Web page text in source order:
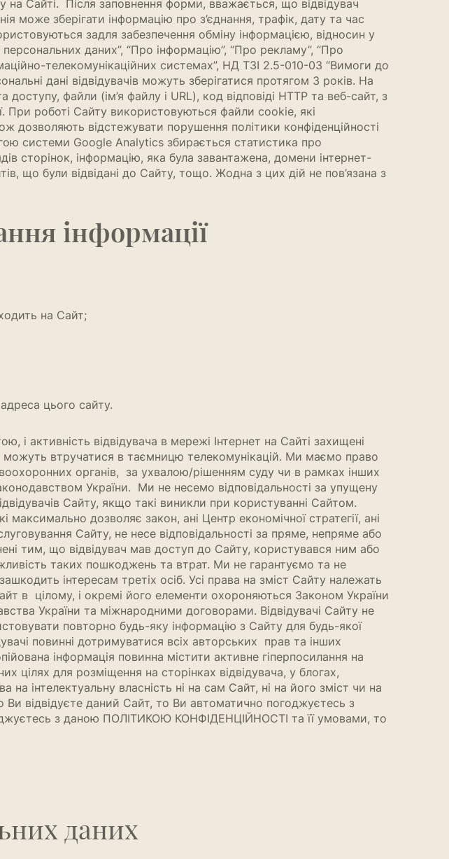
на Сайті. Після заповнення форми, вважається, що відвідувач
може зберігати інформацію про з’єднання, трафік, дату та час
задля забезпечення обміну інформацією, відносин у
даних”, “Про інформацію”, “Про рекламу”, “Про
телекомунікаційних системах”, НД ТЗІ 2.5-010-03 “Вимоги до
дані відвідувачів можуть зберігатися протягом 3 років. На
файли (ім’я файлу і URL), код відповіді HTTP та веб-сайт, з
При роботі Сайту використовуються файли cookie, які
дозволяють відстежувати порушення політики конфіденційності
системи Google Analytics збирається статистика про
сторінок, інформацію, яка була завантажена, домени інтернет-
що були відвідані до Сайту, тощо. Жодна з цих дій не пов’язана з
інформації
на Сайт;
цього сайту.
активність відвідувача в мережі Інтернет на Сайті захищені
можуть втручатися в таємницю телекомунікацій. Ми маємо право
органів, за ухвалою/рішенням суду чи в рамках інших
України. Ми не несемо відповідальності за упущену
Сайту, якщо такі виникли при користуванні Сайтом.
дозволяє закон, ані Центр економічної стратегії, ані
Сайту, не несе відповідальності за пряме, непряме або
тим, що відвідувач мав доступ до Сайту, користувався ним або
таких пошкоджень та втрат. Ми не гарантуємо та не
інтересам третіх осіб. Усі права на зміст Сайту належать
в цілому, і окремі його елементи охороняються Законом України
України та міжнародними договорами. Відвідувачі Сайту не
повторно будь-яку інформацію з Сайту для будь-якої
повинні дотримуватися всіх авторських прав та інших
інформація повинна містити активне гіперпосилання на
цілях для розміщення на сторінках відвідувача, у блогах,
інтелектуальну власність ні на сам Сайт, ні на його зміст чи на
відвідуєте даний Сайт, то Ви автоматично погоджуєтесь з
з даною ПОЛІТИКОЮ КОНФІДЕНЦІЙНОСТІ та її умовами, то
даних